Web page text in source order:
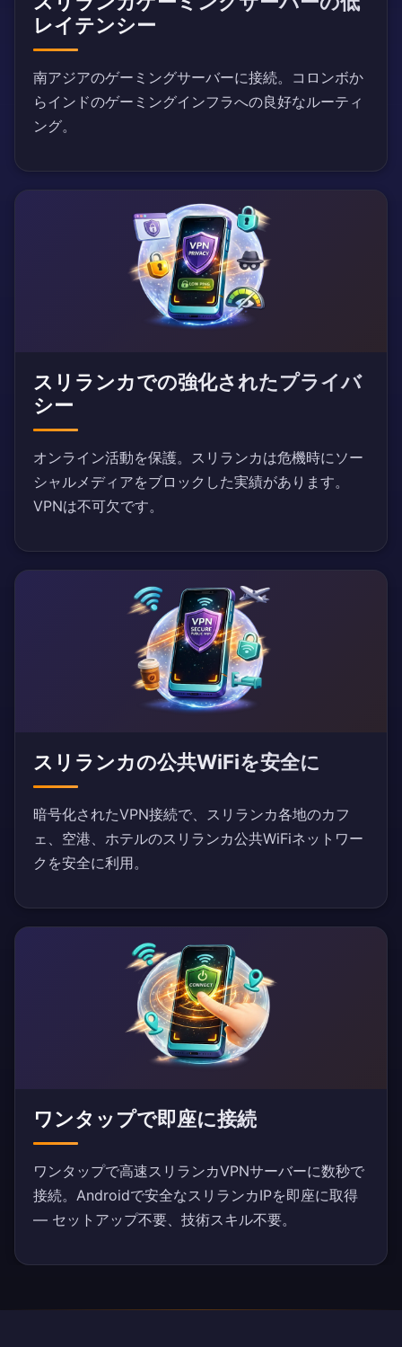
レイテンシー
南アジアのゲーミングサーバーに接続。コロンボか
らインドのゲーミングインフラへの良好なルーティ
ング。
スリランカでの強化されたプライバ
シー
オンライン活動を保護。スリランカは危機時にソー
シャルメディアをブロックした実績があります。
VPNは不可欠です。
スリランカの公共WiFiを安全に
暗号化されたVPN接続で、スリランカ各地のカフ
ェ、空港、ホテルのスリランカ公共WiFiネットワー
クを安全に利用。
ワンタップで即座に接続
ワンタップで高速スリランカVPNサーバーに数秒で
接続。Androidで安全なスリランカIPを即座に取得
— セットアップ不要、技術スキル不要。